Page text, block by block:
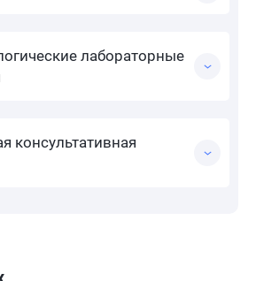
лабораторные
консультативная